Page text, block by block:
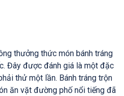
thưởng thức món bánh tráng
Đây được đánh giá là một đặc
thử một lần. Bánh tráng trộn
ăn vặt đường phố nổi tiếng đã